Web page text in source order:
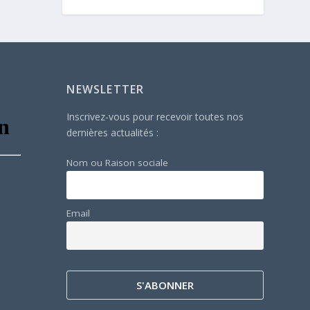
NEWSLETTER
Inscrivez-vous pour recevoir toutes nos
dernières actualités :
Nom ou Raison sociale
Email